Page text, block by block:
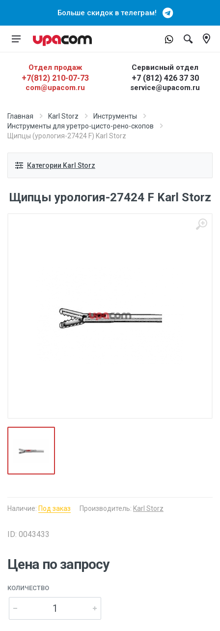
Больше скидок в телеграм!
Отдел продаж
+7(812) 210-07-73
com@upacom.ru
Сервисный отдел
+7 (812) 426 37 30
service@upacom.ru
Главная Karl Storz
Инструменты
Инструменты для уретро-цисто-рено-скопов
Щипцы (урология-27424 F) Karl Storz
Категории Karl Storz
Щипцы урология-27424 F Karl Storz
Наличие: Под заказ Производитель: Karl Storz
ID: 0043433
Цена по запросу
КОЛИЧЕСТВО